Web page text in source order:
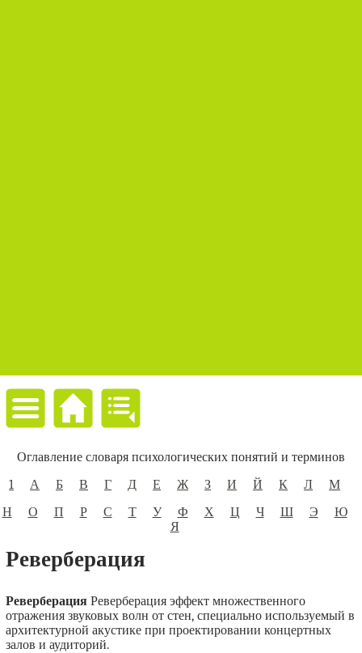
Оглавление словаря психологических понятий и терминов
1
А Б В Г Д Е Ж З И Й К Л
М
Н
О П Р С Т У Ф Х Ц Ч Ш Э
Ю
Я
Реверберация
РеверберацияРеверберация эффект множественного
отражения звуковых волн от стен, специально используемый в
архитектурной акустике при проектировании концертных
залов и аудиторий.